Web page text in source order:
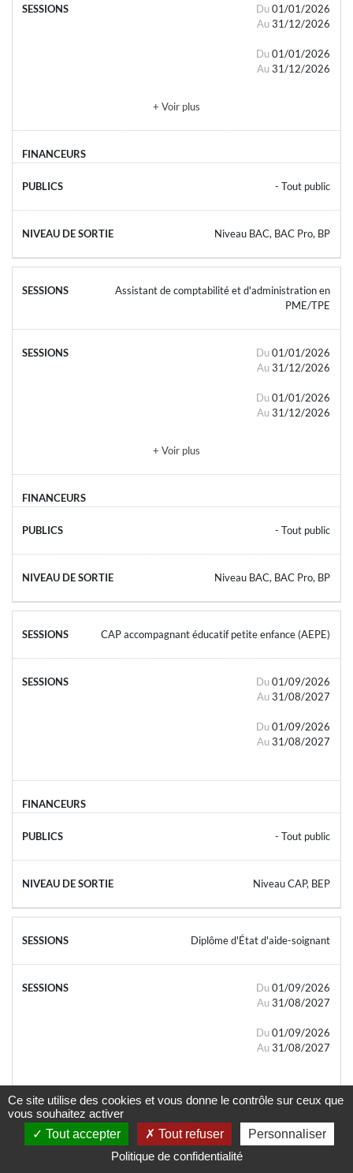
Du 01/01/2026
Au 31/12/2026
Du 01/01/2026
Au 31/12/2026
+ Voir plus
- Tout public
Niveau BAC, BAC Pro, BP
Assistant de comptabilité et d'administration en
PME/TPE
Du 01/01/2026
Au 31/12/2026
Du 01/01/2026
Au 31/12/2026
+ Voir plus
- Tout public
Niveau BAC, BAC Pro, BP
CAP accompagnant éducatif petite enfance (AEPE)
Du 01/09/2026
Au 31/08/2027
Du 01/09/2026
Au 31/08/2027
- Tout public
Niveau CAP, BEP
Diplôme d'État d'aide-soignant
Du 01/09/2026
Au 31/08/2027
Du 01/09/2026
Au 31/08/2027
- Tout public
Ce site utilise des cookies et vous donne le contrôle sur ceux que
vous souhaitez activer
Tout accepter
Tout refuser
Personnaliser
Politique de confidentialité